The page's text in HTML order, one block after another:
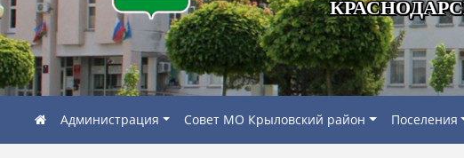
Администрация Совет МО Крыловский район Поселения